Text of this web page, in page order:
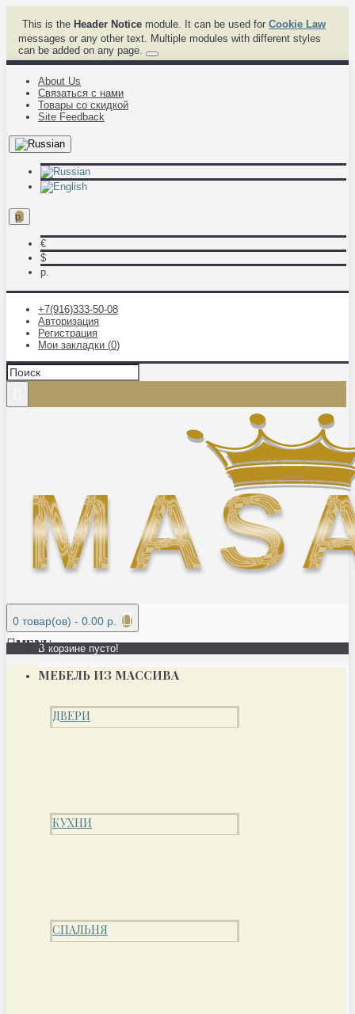
This is the Header Notice module. It can be used for Cookie Law
messages or any other text. Multiple modules with different styles
can be added on any page.
About Us
Связаться с нами
Товары со скидкой
Site Feedback
р.
€
$
р.
+7(916)333-50-08
Авторизация
Регистрация
Мои закладки (0)
0 товар(ов) - 0.00 р.
В корзине пусто!
MENU
МЕБЕЛЬ ИЗ МАССИВА
ДВЕРИ
КУХНИ
СПАЛЬНЯ